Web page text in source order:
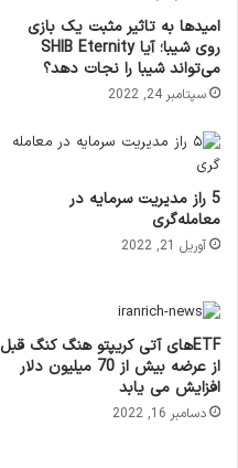
امیدها به تاثیر مثبت یک بازی
روی شیبا؛ آیا SHIB Eternity
می‌تواند شیبا را نجات دهد؟
سپتامبر 24, 2022
5 راز مدیریت سرمایه در
معامله‌گری
آوریل 21, 2022
ETFهای آتی کریپتو هنگ کنگ قبل
از عرضه بیش از 70 میلیون دلار
افزایش می یابد
دسامبر 16, 2022